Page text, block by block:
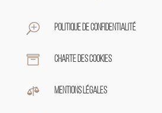
T Politique de confidentialité
 Charte des cookies
 Mentions légales